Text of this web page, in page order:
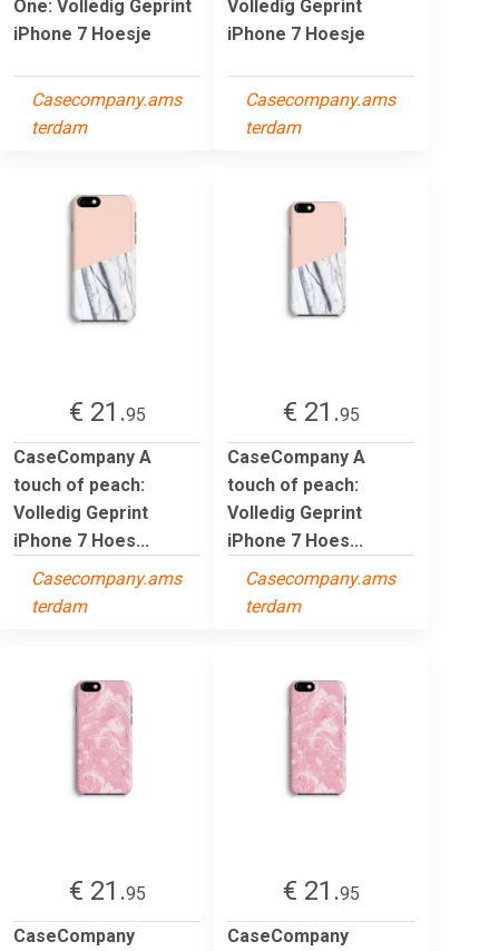
One: Volledig Geprint
iPhone 7 Hoesje
Casecompany.ams
terdam
Volledig Geprint
iPhone 7 Hoesje
Casecompany.ams
terdam
€ 21.95
CaseCompany A
touch of peach:
Volledig Geprint
iPhone 7 Hoes...
Casecompany.ams
terdam
€ 21.95
CaseCompany A
touch of peach:
Volledig Geprint
iPhone 7 Hoes...
Casecompany.ams
terdam
€ 21.95
CaseCompany
€ 21.95
CaseCompany